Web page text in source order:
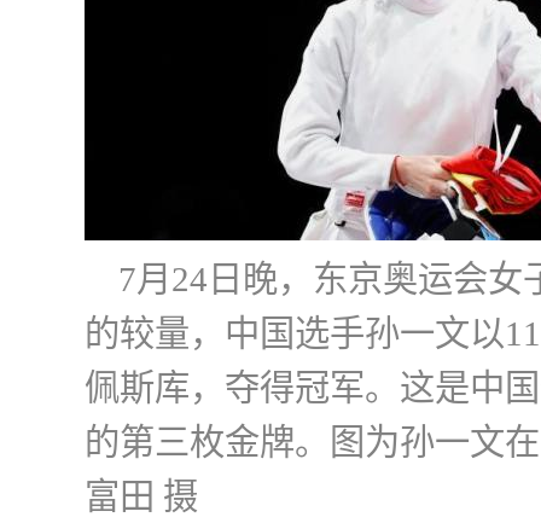
7月24日晚，东京奥运会
的较量，中国选手孙一文以
佩斯库，夺得冠军。这是中
的第三枚金牌。图为孙一文
富田 摄